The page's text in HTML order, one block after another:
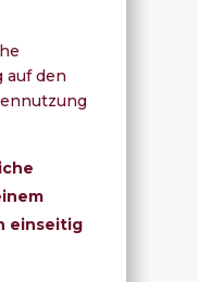
auf den
einseitig